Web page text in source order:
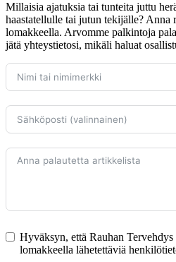
Millaisia ajatuksia tai tunteita juttu
haastatellulle tai jutun tekijälle? Anna
lomakkeella. Arvomme palkintoja
jätä yhteystietosi, mikäli haluat
Hyväksyn, että Rauhan Tervehdys
lomakkeella lähetettäviä